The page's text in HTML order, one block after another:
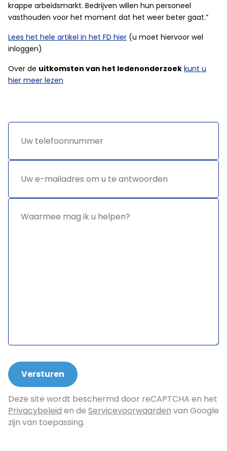
krappe arbeidsmarkt. Bedrijven willen hun personeel
vasthouden voor het moment dat het weer beter gaat.”
Lees het hele artikel in het FD hier (u moet hiervoor wel
inloggen)
Over de uitkomsten van het ledenonderzoek kunt u
hier meer lezen
Uw *
Uw e-
om u te
antwoorden
*
Waarmee
helpen?
*
Deze site wordt beschermd door reCAPTCHA en het
Privacybeleid en de Servicevoorwaarden van Google
zijn van toepassing.